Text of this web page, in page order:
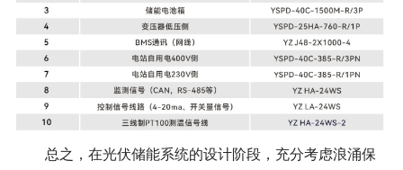
总之，在光伏储能系统的设计阶段，充分考虑浪涌保